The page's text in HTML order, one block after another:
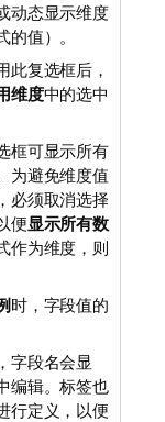
动态显示维度
的值）。
此复选框后，
维度中的选中
框可显示所有
为避免维度值
必须取消选择
便显示所有数
作为维度，则
时，字段值的
字段名会显
编辑。标签也
行定义，以便